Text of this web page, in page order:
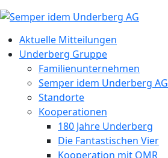
Aktuelle Mitteilungen
Underberg Gruppe
Familienunternehmen
Semper idem Underberg AG
Standorte
Kooperationen
180 Jahre Underberg
Die Fantastischen Vier
Kooperation mit OMR